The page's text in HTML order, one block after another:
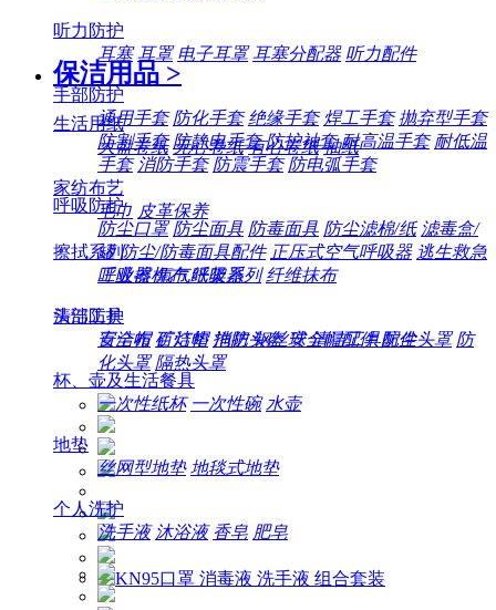
听力防护
耳塞 耳罩 电子耳罩 耳塞分配器 听力配件
手部防护
通用手套 防化手套 绝缘手套 焊工手套 抛弃型手套
防割手套 防静电手套 防护袖套 耐高温手套 耐低温
手套 消防手套 防震手套 防电弧手套
呼吸防护
防尘口罩 防尘面具 防毒面具 防尘滤棉/纸 滤毒盒/
罐 防尘/防毒面具配件 正压式空气呼吸器 逃生救急
呼吸器 氧气呼吸器
头部防护
安全帽 矿灯帽 消防头盔 安全帽配件 防尘头罩 防
化头罩 隔热头罩
保洁用品 >
生活用纸
大盘卷纸 无心卷纸 有心卷纸 抽纸
家纺布艺
毛巾 皮革保养
擦拭系列
工业擦机布 纸架系列 纤维抹布
清洁工具
百洁布 百洁垫 拖把 钢丝球 清洁工具配件
杯、壶及生活餐具
一次性纸杯 一次性碗 水壶
地垫
丝网型地垫 地毯式地垫
个人洗护
洗手液 沐浴液 香皂 肥皂